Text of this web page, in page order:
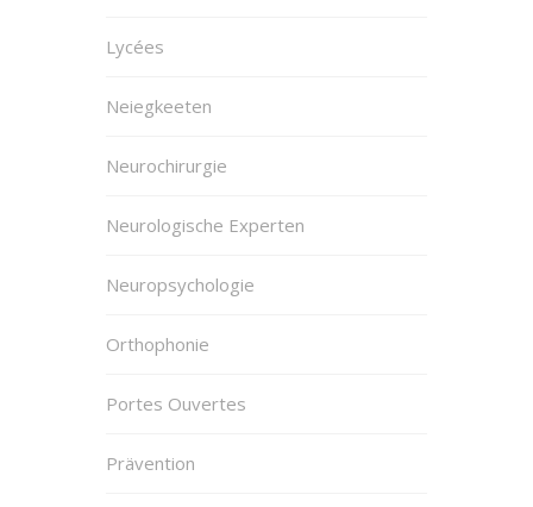
Lycées
Neiegkeeten
Neurochirurgie
Neurologische Experten
Neuropsychologie
Orthophonie
Portes Ouvertes
Prävention